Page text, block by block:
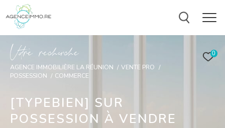
0
Vore recece
AGENCE IMMOBILIÈRE LA RÉUNION
VENTE PRO
POSSESSION
COMMERCE
[TYPEBIEN] SUR
POSSESSION À VENDRE